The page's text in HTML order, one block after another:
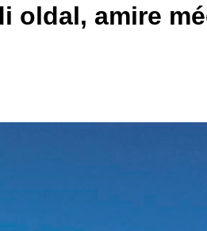
oldal, amire